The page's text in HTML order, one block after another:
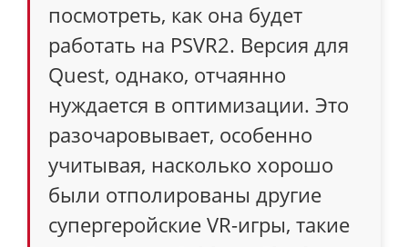
посмотреть, как она будет
работать на PSVR2. Версия для
Quest, однако, отчаянно
нуждается в оптимизации. Это
разочаровывает, особенно
учитывая, насколько хорошо
были отполированы другие
супергеройские VR-игры, такие